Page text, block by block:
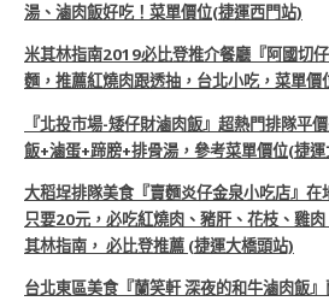
湯、滷肉飯好吃！菜單價位(捷運西門站)
米其林指南2019必比登推介餐廳『阿國切
麵，推薦紅燒肉跟透抽，台北小吃，菜單價
『北投市場-矮仔財滷肉飯』超熱門排隊平
飯+滷蛋+蹄膀+排骨湯，參考菜單價位(捷
大稻埕排隊美食『賣麵炎仔金泉小吃店』
只要20元，必吃紅燒肉、豬肝、花枝、雞
其林指南， 必比登推薦 (捷運大橋頭站)
台北東區美食『蘭笑軒 深夜的和牛滷肉飯